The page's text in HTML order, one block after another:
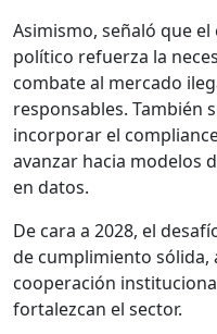
Asimis­mo, señaló que
políti­co refuerza la
com­bate al mer­ca­do
respon­s­ables. Tam­bién
incor­po­rar el
avan­zar hacia mod­e­los
en datos.
De cara a 2028, el
de cumplim­ien­to sól­i­da,
coop­eración
for­t­alez­can el sec­tor.